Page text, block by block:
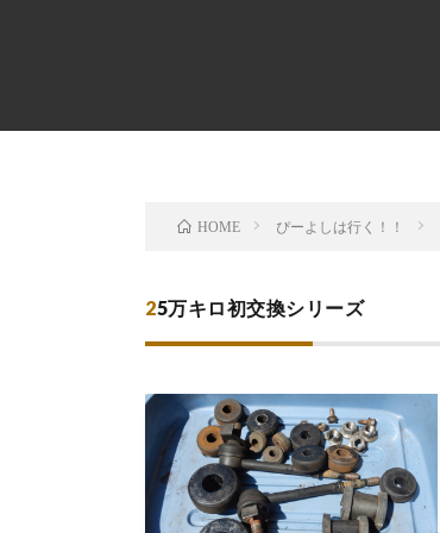
HOME ぴーよしは行く！！
25万キロ初交換シリーズ